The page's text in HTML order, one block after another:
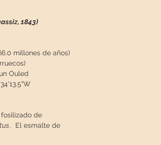
1843)
millones de años)
Ouled
de
. El esmalte de